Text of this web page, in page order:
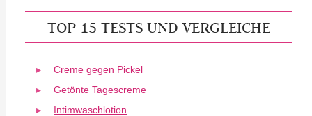
TOP 15 TESTS UND VERGLEICHE
Creme gegen Pickel
Getönte Tagescreme
Intimwaschlotion